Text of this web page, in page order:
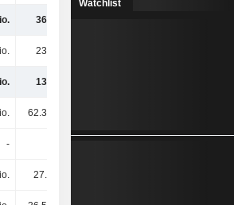
366 Mio.
230 Mio.
136 Mio.
62.35 Mio.
-
27.3 Mio.
Watchlist